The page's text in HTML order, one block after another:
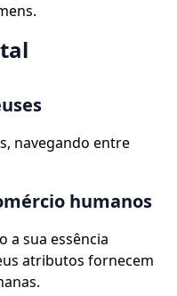
navegando entre
humanos
a sua essência
atributos fornecem